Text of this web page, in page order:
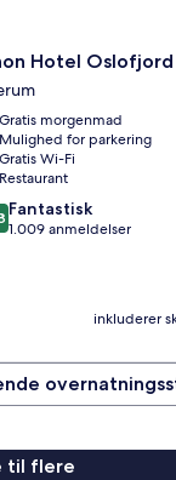
Hotel Oslofjord
Gratis morgenmad
Mulighed for parkering
Gratis Wi-Fi
Restaurant
Fantastisk
1.009 anmeldelser
inkluderer
til flere